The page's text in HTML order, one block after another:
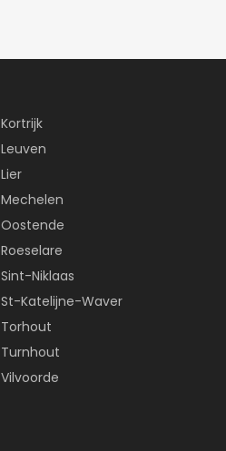
Kortrijk
Leuven
Lier
Mechelen
Oostende
Roeselare
Sint-Niklaas
St-Katelijne-Waver
Torhout
Turnhout
Vilvoorde